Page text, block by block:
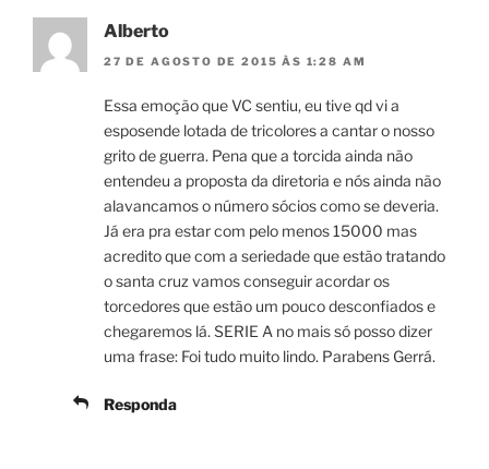
Alberto
27 DE AGOSTO DE 2015 ÀS 1:28 AM
Essa emoção que VC sentiu, eu tive qd vi a
esposende lotada de tricolores a cantar o nosso
grito de guerra. Pena que a torcida ainda não
entendeu a proposta da diretoria e nós ainda não
alavancamos o número sócios como se deveria.
Já era pra estar com pelo menos 15000 mas
acredito que com a seriedade que estão tratando
o santa cruz vamos conseguir acordar os
torcedores que estão um pouco desconfiados e
chegaremos lá. SERIE A no mais só posso dizer
uma frase: Foi tudo muito lindo. Parabens Gerrá.
Responda